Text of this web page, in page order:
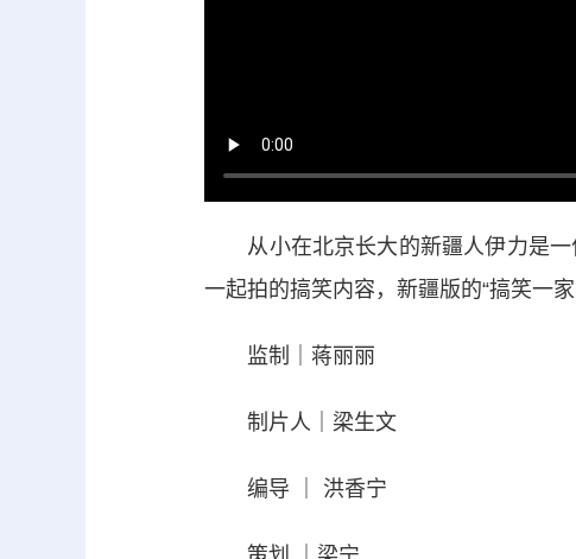
从小在北京长大的新疆人伊力是一
一起拍的搞笑内容，新疆版的“搞笑一
监制｜蒋丽丽
制片人｜梁生文
编导 ｜ 洪香宁